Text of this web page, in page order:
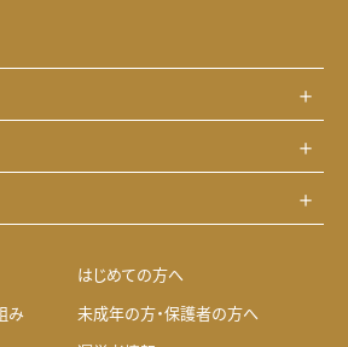
はじめての方へ
み
未成年の方・保護者の方へ